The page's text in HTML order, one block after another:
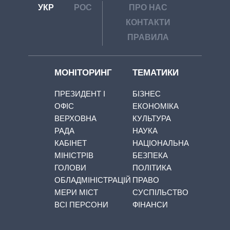
УКР РОС
ПРО НАС
КОНТАКТИ
ПРАВИЛА
МОНІТОРИНГ
ПРЕЗИДЕНТ І
ОФІС
ВЕРХОВНА
РАДА
КАБІНЕТ
МІНІСТРІВ
ГОЛОВИ
ОБЛАДМІНІСТРАЦІЙ
МЕРИ МІСТ
ВСІ ПЕРСОНИ
ТЕМАТИКИ
БІЗНЕС
ЕКОНОМІКА
КУЛЬТУРА
НАУКА
НАЦІОНАЛЬНА
БЕЗПЕКА
ПОЛІТИКА
ПРАВО
СУСПІЛЬСТВО
ФІНАНСИ